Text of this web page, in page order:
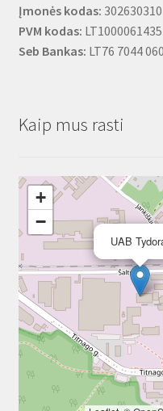
Įmonės kodas: 302630310
PVM kodas:
Seb Bankas: LT76 7044
Kaip mus rasti
UAB
+
−